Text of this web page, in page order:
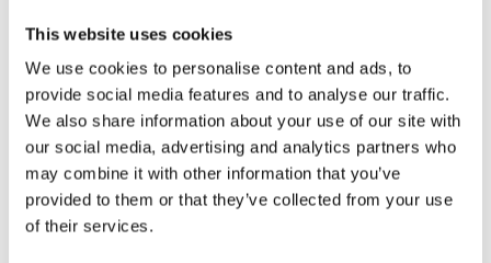
This website uses cookies
We use cookies to personalise content and ads, to
provide social media features and to analyse our traffic.
We also share information about your use of our site with
our social media, advertising and analytics partners who
may combine it with other information that you’ve
provided to them or that they’ve collected from your use
of their services.
OEKO-TEX® Standard 100
OEKO-TEX® Standard 100 är ett oberoende globalt
test- och certifieringssystem för textila produkter i
alla produktionsled. Certifieringen innebär att
textilen i den färdiga produkten är fri från
ohälsosamma kemikalier. Certifieringssystemet
infördes 1992 och huvudsyftet är att utveckla